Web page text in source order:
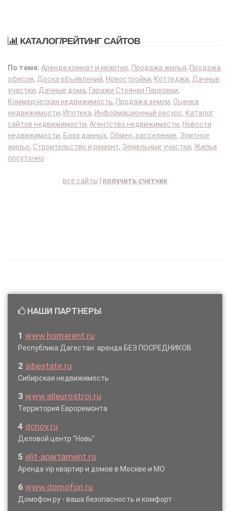
КАТАЛОГ/РЕЙТИНГ САЙТОВ
По теме: Аренда комнат и квартир, Продажа жилья, Продажа
офисов, Доска объявлений, Новостройки, Коттеджи, Дачные
участки, Дачные дома, Гаражи Стоянки Парковки,
Коммерческая недвижимость, Продажа земли, Оценка
недвижимости, Ипотека, Информационный ресурс, Каталог
сайтов недвижимости, Агентство недвижимости, Новости
недвижимости, База данных, Обмен, расселение, Элитное
жилье, Строительство и ремонт, Земельные участки, Жилье
посуточно
все сайты получить счетчик
НАШИ ПАРТНЕРЫ
1 www.homerent.ru
Республика Дагестан: аренда БЕЗ ПОСРЕДНИКОВ
2 sibestate.ru
Сибирская недвижимость
3 www.alleurostroi.ru
Территория Евроремонта
4 dcnov.ru
Деловой центр "Новь"
5 elit-apartament.ru
Аренда vip квартир и домов в Москве и МО
6 www.domofon.ru
Домофон.ру - ваша безопасность и комфорт